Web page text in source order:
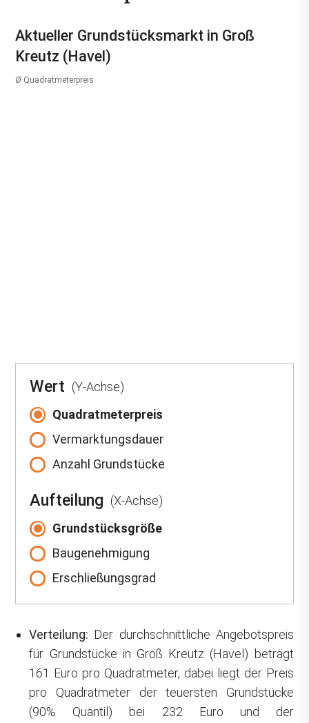
Aktueller Grundstücksmarkt in Groß
Kreutz (Havel)
Ø Quadratmeterpreis
Wert (Y-Achse)
Quadratmeterpreis
Vermarktungsdauer
Anzahl Grundstücke
Aufteilung (X-Achse)
Grundstücksgröße
Baugenehmigung
Erschließungsgrad
Verteilung: Der durchschnittliche Angebotspreis
für Grundstücke in Groß Kreutz (Havel) beträgt
161 Euro pro Quadratmeter, dabei liegt der Preis
pro Quadratmeter der teuersten Grundstücke
(90% Quantil) bei 232 Euro und der